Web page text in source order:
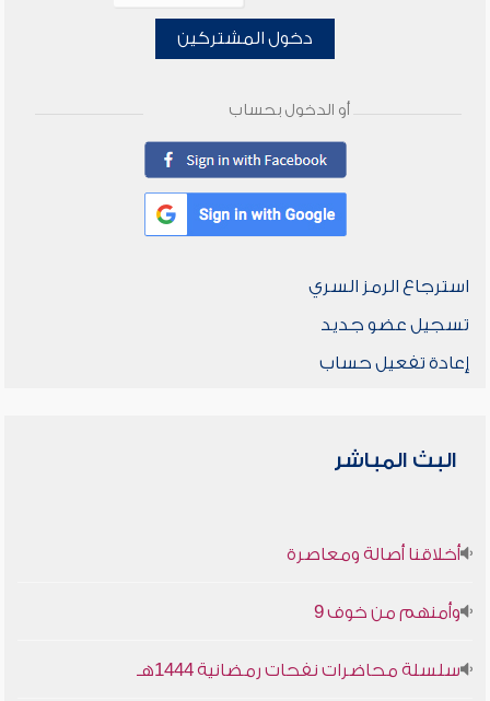
دخول المشتركين
أو الدخول بحساب
استرجاع الرمز السري
تسجيل عضو جديد
إعادة تفعيل حساب
البث المباشر
أخلاقنا أصالة ومعاصرة
وأمنهم من خوف 9
سلسلة محاضرات نفحات رمضانية 1444هـ